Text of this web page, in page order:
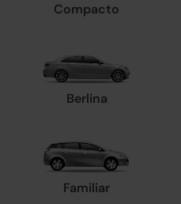
Compacto
Berlina
Familiar